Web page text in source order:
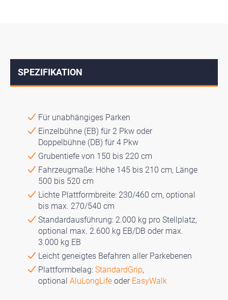
SPEZIFIKATION
Für unabhängiges Parken
Einzelbühne (EB) für 2 Pkw oder
Doppelbühne (DB) für 4 Pkw
Grubentiefe von 150 bis 220 cm
Fahrzeugmaße: Höhe 145 bis 210 cm, Länge
500 bis 520 cm
Lichte Plattformbreite: 230/460 cm, optional
bis max. 270/540 cm
Standardausführung: 2.000 kg pro Stellplatz,
optional max. 2.600 kg EB/DB oder max.
3.000 kg EB
Leicht geneigtes Befahren aller Parkebenen
Plattformbelag: StandardGrip,
optional AluLongLife oder EasyWalk